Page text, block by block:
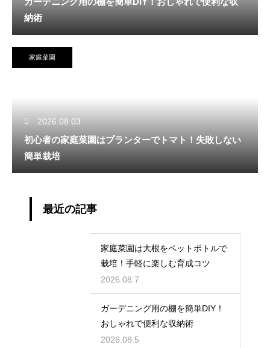
納術
家庭菜園
2026.08.03
初心者の家庭菜園はプランターでトマト！失敗しない
簡単栽培
最近の記事
家庭菜園は大根をペットボトルで
栽培！手軽に楽しむ育成コツ
2026.08.7
ガーデニング用の棚を簡単DIY！
おしゃれで便利な収納術
2026.08.5